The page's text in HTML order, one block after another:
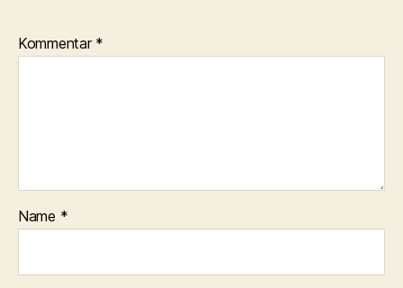
Kommentar *
Name *